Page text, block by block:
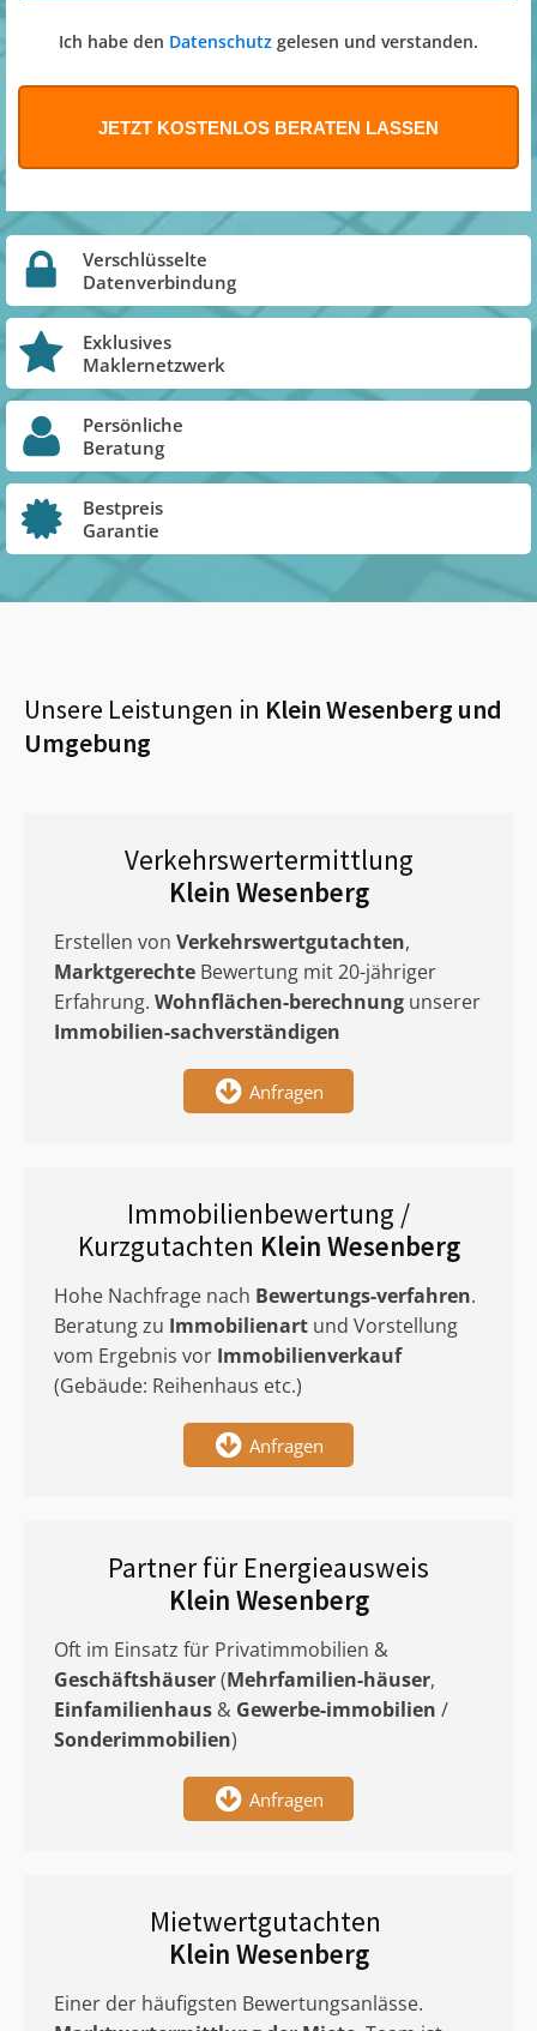
Ich habe den Datenschutz gelesen und verstanden.
Verschlüsselte
Datenverbindung
Exklusives
Maklernetzwerk
Persönliche
Beratung
Bestpreis
Garantie
Unsere Leistungen in Klein Wesenberg und
Umgebung
Verkehrswertermittlung
Klein Wesenberg
Erstellen von Verkehrswertgutachten,
Marktgerechte Bewertung mit 20-jähriger
Erfahrung. Wohnflächen-berechnung unserer
Immobilien-sachverständigen
Anfragen
Immobilienbewertung /
Kurzgutachten Klein Wesenberg
Hohe Nachfrage nach Bewertungs-verfahren.
Beratung zu Immobilienart und Vorstellung
vom Ergebnis vor Immobilienverkauf
(Gebäude: Reihenhaus etc.)
Anfragen
Partner für Energieausweis
Klein Wesenberg
Oft im Einsatz für Privatimmobilien &
Geschäftshäuser(Mehrfamilien-häuser,
Einfamilienhaus & Gewerbe-immobilien /
Sonderimmobilien)
Anfragen
Mietwertgutachten
Klein Wesenberg
Einer der häufigsten Bewertungsanlässe.